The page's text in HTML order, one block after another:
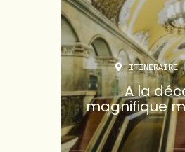
ITINERAIRE
A la
magnifique